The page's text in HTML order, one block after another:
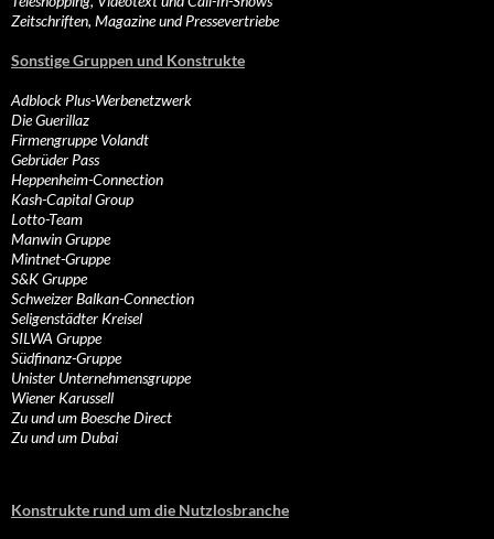
Zeitschriften, Magazine und Pressevertriebe
Sonstige Gruppen und Konstrukte
Adblock Plus-Werbenetzwerk
Die Guerillaz
Firmengruppe Volandt
Gebrüder Pass
Heppenheim-Connection
Kash-Capital Group
Lotto-Team
Manwin Gruppe
Mintnet-Gruppe
S&K Gruppe
Schweizer Balkan-Connection
Seligenstädter Kreisel
SILWA Gruppe
Südfinanz-Gruppe
Unister Unternehmensgruppe
Wiener Karussell
Zu und um Boesche Direct
Zu und um Dubai
Konstrukte rund um die Nutzlosbranche